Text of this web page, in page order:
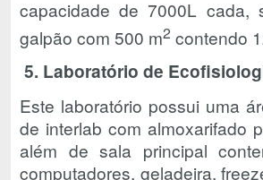
capacidade de 7000L cada,
galpão com 500 m2 contendo
5. Laboratório de
Este laboratório possui uma
de interlab com almoxarifado
além de sala principal
computadores, geladeira,